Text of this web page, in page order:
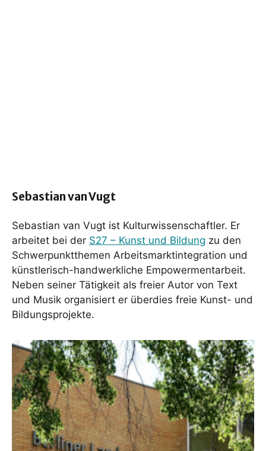
Sebastian van Vugt
Sebastian van Vugt ist Kulturwissenschaftler. Er
arbeitet bei der S27 – Kunst und Bildung zu den
Schwerpunktthemen Arbeitsmarktintegration und
künstlerisch-handwerkliche Empowermentarbeit.
Neben seiner Tätigkeit als freier Autor von Text
und Musik organisiert er überdies freie Kunst- und
Bildungsprojekte.